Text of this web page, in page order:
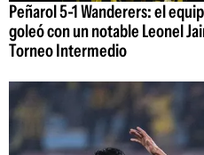
Peñarol 5-1 Wanderers: el
goleó con un notable Leonel
Torneo Intermedio